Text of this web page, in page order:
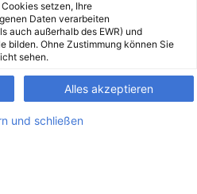
setzen, Ihre
Daten verarbeiten
auch außerhalb des EWR) und
bilden. Ohne Zustimmung können Sie
sehen.
Alles akzeptieren
und schließen